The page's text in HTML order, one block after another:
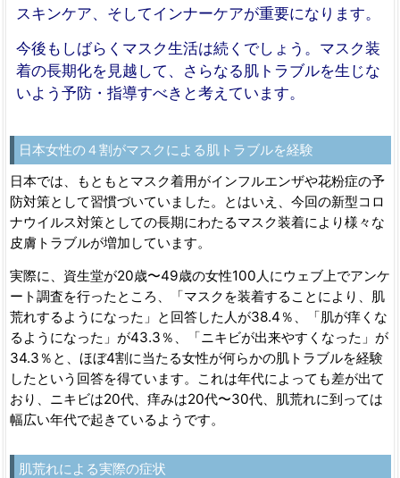
スキンケア、そしてインナーケアが重要になります。
今後もしばらくマスク生活は続くでしょう。マスク装
着の長期化を見越して、さらなる肌トラブルを生じな
いよう予防・指導すべきと考えています。
日本女性の４割がマスクによる肌トラブルを経験
日本では、もともとマスク着用がインフルエンザや花粉症の予
防対策として習慣づいていました。とはいえ、今回の新型コロ
ナウイルス対策としての長期にわたるマスク装着により様々な
皮膚トラブルが増加しています。
実際に、資生堂が20歳〜49歳の女性100人にウェブ上でアンケ
ート調査を行ったところ、「マスクを装着することにより、肌
荒れするようになった」と回答した人が38.4％、「肌が痒くな
るようになった」が43.3％、「ニキビが出来やすくなった」が
34.3％と、ほぼ4割に当たる女性が何らかの肌トラブルを経験
したという回答を得ています。これは年代によっても差が出て
おり、ニキビは20代、痒みは20代〜30代、肌荒れに到っては
幅広い年代で起きているようです。
肌荒れによる実際の症状